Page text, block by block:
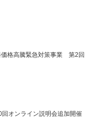
価格高騰緊急対策事業 第2回
オンライン説明会追加開催